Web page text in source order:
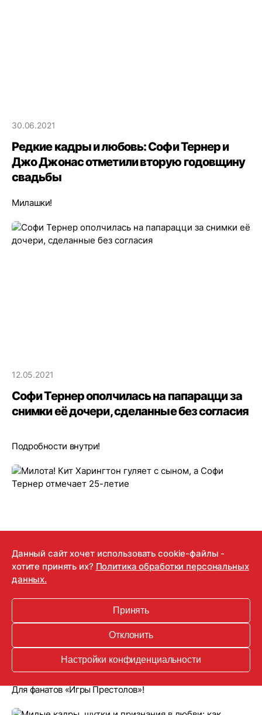
30.06.2021
Редкие кадры и любовь: Софи Тернер и
Джо Джонас отметили вторую годовщину
свадьбы
Милашки!
12.05.2021
Софи Тернер ополчилась на папарацци за
снимки её дочери, сделанные без согласия
Подробности внутри!
Милота! Кит Харингтон гуляет с сыном, а
Софи Тернер отмечает 25-летие
Для фанатов «Игры Престолов»!
Данный сайт хочет использовать cookie-файлы -
хотите принять их? Политика обработки персональных
данных.
Принять
Отклонить
Настройки конфиденциальности